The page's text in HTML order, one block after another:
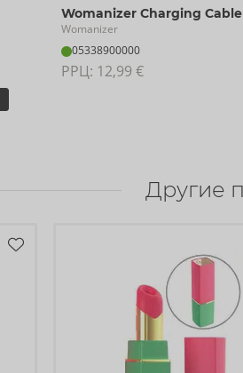
Womanizer Charging Cable
Womanizer
05338900000
РРЦ: 12,99 €
Другие